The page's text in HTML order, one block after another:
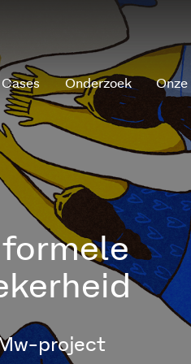
Cases Onderzoek Onze
project